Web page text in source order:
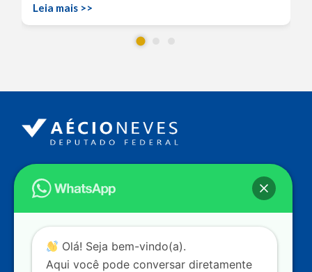
Leia mais >>
Endereço
Câmara dos Deputados
Ed. Principal, Ala C – Gabinete
Contato
dep.aecioneves@camara.leg.br
Olá! Seja bem-vindo(a).
Aqui você pode conversar diretamente